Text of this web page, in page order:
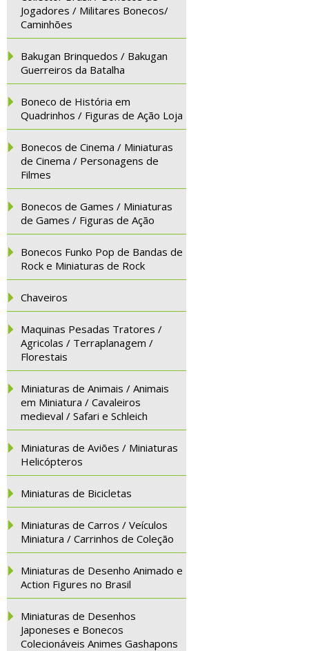
Jogadores / Militares Bonecos/
Caminhões
Bakugan Brinquedos / Bakugan
Guerreiros da Batalha
Boneco de História em
Quadrinhos / Figuras de Ação Loja
Bonecos de Cinema / Miniaturas
de Cinema / Personagens de
Filmes
Bonecos de Games / Miniaturas
de Games / Figuras de Ação
Bonecos Funko Pop de Bandas de
Rock e Miniaturas de Rock
Chaveiros
Maquinas Pesadas Tratores /
Agricolas / Terraplanagem /
Florestais
Miniaturas de Animais / Animais
em Miniatura / Cavaleiros
medieval / Safari e Schleich
Miniaturas de Aviões / Miniaturas
Helicópteros
Miniaturas de Bicicletas
Miniaturas de Carros / Veículos
Miniatura / Carrinhos de Coleção
Miniaturas de Desenho Animado e
Action Figures no Brasil
Miniaturas de Desenhos
Japoneses e Bonecos
Colecionáveis Animes Gashapons